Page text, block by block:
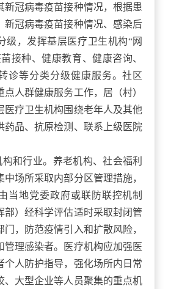
新冠病毒疫苗接种情况，根据患
新冠病毒疫苗接种情况、感染后
级，发挥基层医疗卫生机构“网
接种、健康教育、健康咨询、
诊等分类分级健康服务。社区
点人群健康服务工作，居（村）
医疗卫生机构围绕老年人及其他
药品、抗原检测、联系上级医院
构和行业。养老机构、社会福利
场所采取内部分区管理措施，
当地党委政府或联防联控机制
部）经科学评估适时采取封闭管
，防范疫情引入和扩散风险，
管理感染者。医疗机构应加强医
个人防护指导，强化场所内日常
、大型企业等人员聚集的重点机